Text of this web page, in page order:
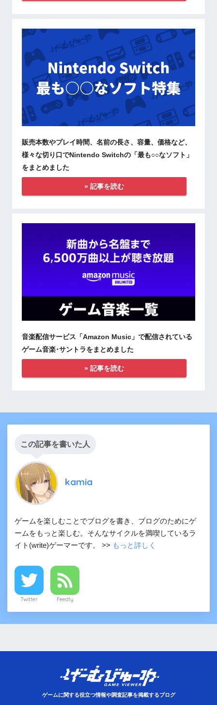
販売本数やプレイ時間、名前の長さ、容量、価格など、
様々な切り口でNintendo Switchの「最も○○なソフト」
をまとめました
» 記事を読む
音楽配信サービス「Amazon Music」で配信されている
ゲーム音楽･サントラをまとめました
» 記事を読む
この記事を書いた人
kamia
ゲームを楽しむことでブログを書き、ブログのためにゲ
ームをもっと楽しむ。そんなサイクルを満喫しているラ
イト(write)ゲーマーです。 >> もっと詳しく
Twitter Feedly
ゲームに関する役立つ情報や調査記事を掲載するブログ